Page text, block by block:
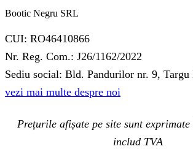
Bootic Negru SRL
CUI: RO46410866
Nr. Reg. Com.: J26/1162/2022
Sediu social: Bld. Pandurilor nr. 9,
vezi mai multe despre noi
Prețurile afișate pe site sunt
includ TVA